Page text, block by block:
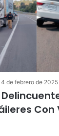
de febrero de 2025
Con